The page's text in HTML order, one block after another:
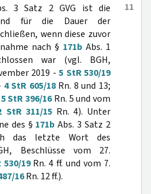
11
3 Satz 2 GVG ist die
für die Dauer der
wenn diese zuvor
nach § 171b Abs. 1
war (vgl. BGH,
2019 - 5 StR 530/19
4 StR 605/18Rn. 8 und 13;
5 StR 396/16Rn. 5 und vom
StR 311/15Rn. 4). Unter
des § 171b Abs. 3 Satz 2
das letzte Wort des
Beschlüsse vom 27.
530/19Rn. 4 ff. und vom 7.
16Rn. 12 ff.).